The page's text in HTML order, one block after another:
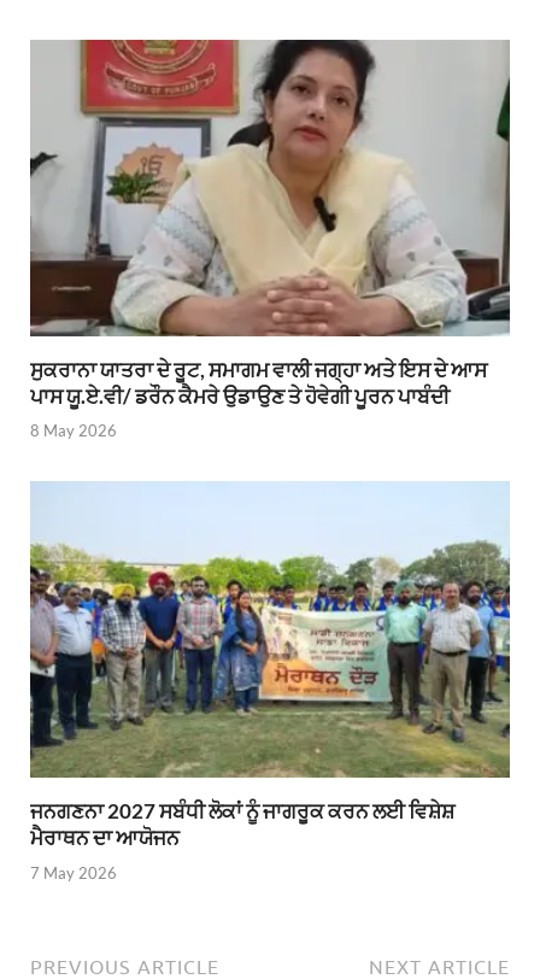
ਸੁਕਰਾਨਾ ਯਾਤਰਾ ਦੇ ਰੂਟ, ਸਮਾਗਮ ਵਾਲੀ ਜਗ੍ਹਾ ਅਤੇ ਇਸ ਦੇ ਆਸ
ਪਾਸ ਯੂ.ਏ.ਵੀ/ ਡਰੌਨ ਕੈਮਰੇ ਉਡਾਉਣ ਤੇ ਹੋਵੇਗੀ ਪੂਰਨ ਪਾਬੰਦੀ
8 May 2026
ਜਨਗਣਨਾ 2027 ਸਬੰਧੀ ਲੋਕਾਂ ਨੂੰ ਜਾਗਰੂਕ ਕਰਨ ਲਈ ਵਿਸ਼ੇਸ਼
ਮੈਰਾਥਨ ਦਾ ਆਯੋਜਨ
7 May 2026
PREVIOUS ARTICLE NEXT ARTICLE